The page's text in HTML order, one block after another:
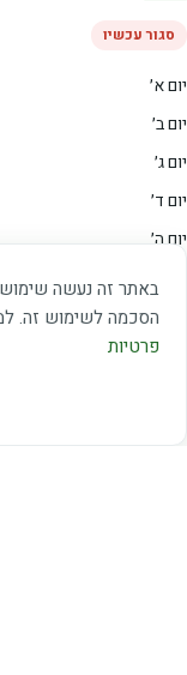
הסכמה לשימוש זה.
פרטיות
סגור עכשיו
יום א׳
יום ב׳
יום ג׳
יום ד׳
יום ה׳
שבת